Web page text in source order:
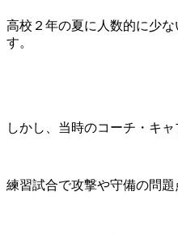
高校２年の夏に人数的に少
す。
しかし、当時のコーチ・キ
練習試合で攻撃や守備の問題